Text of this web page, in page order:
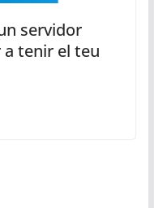
servidor
a tenir el teu